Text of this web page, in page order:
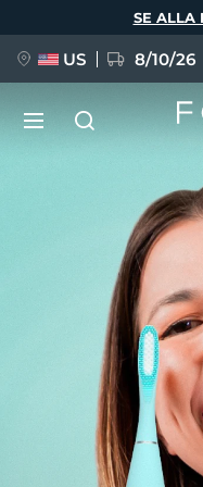
SE ALLA
US 8/10/26
FAQ™ Pure
BREAKING NEWS
issa™ Teeth
Français
简